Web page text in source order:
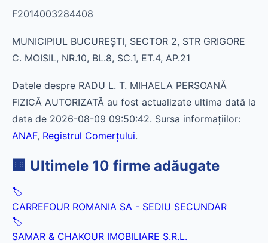
F2014003284408
MUNICIPIUL BUCUREŞTI, SECTOR 2, STR GRIGORE
C. MOISIL, NR.10, BL.8, SC.1, ET.4, AP.21
Datele despre RADU L. T. MIHAELA PERSOANĂ
FIZICĂ AUTORIZATĂ au fost actualizate ultima dată la
data de 2026-08-09 09:50:42. Sursa informațiilor:
ANAF, Registrul Comerțului.
🏢 Ultimele 10 firme adăugate
🏷️
CARREFOUR ROMANIA SA - SEDIU SECUNDAR
🏷️
SAMAR & CHAKOUR IMOBILIARE S.R.L.